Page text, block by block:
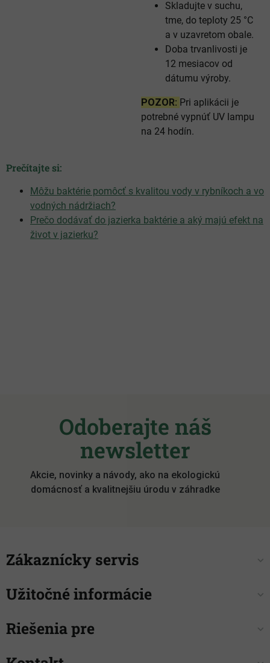
Skladujte v suchu,
tme, do teploty 25 °C
a v uzavretom obale.
Doba trvanlivosti je
12 mesiacov od
dátumu výroby.
POZOR: Pri aplikácii je
potrebné vypnúť UV lampu
na 24 hodín.
Prečítajte si:
Môžu baktérie pomôcť s kvalitou vody v rybníkoch a vo
vodných nádržiach?
Prečo dodávať do jazierka baktérie a aký majú efekt na
život v jazierku?
Odoberajte náš
newsletter
Akcie, novinky a návody, ako na ekologickú
domácnosť a kvalitnejšiu úrodu v záhradke
Zákaznícky servis
Užitočné informácie
Riešenia pre